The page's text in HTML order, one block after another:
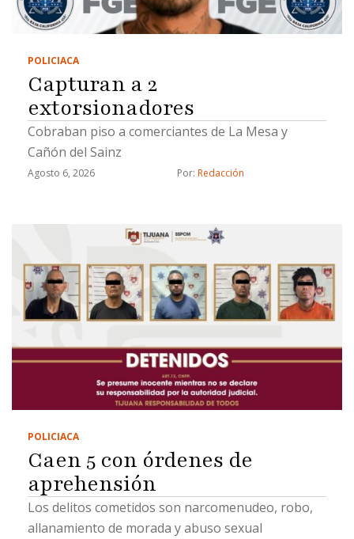
POLICIACA
Capturan a 2
extorsionadores
Cobraban piso a comerciantes de La Mesa y
Cañón del Sainz
Agosto 6, 2026 Por: Redacción
POLICIACA
Caen 5 con órdenes de
aprehensión
Los delitos cometidos son narcomenudeo, robo,
allanamiento de morada y abuso sexual